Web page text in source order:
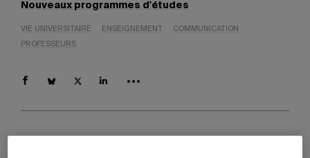
Nouveaux programmes d'études
VIE UNIVERSITAIRE ENSEIGNEMENT
COMMUNICATION
PROFESSEURS